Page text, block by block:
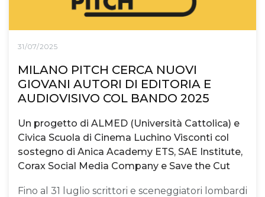
31/07/2025
MILANO PITCH CERCA NUOVI
GIOVANI AUTORI DI EDITORIA E
AUDIOVISIVO COL BANDO 2025
Un progetto di ALMED (Università Cattolica) e
Civica Scuola di Cinema Luchino Visconti col
sostegno di Anica Academy ETS, SAE Institute,
Corax Social Media Company e Save the Cut
Fino al 31 luglio scrittori e sceneggiatori lombardi